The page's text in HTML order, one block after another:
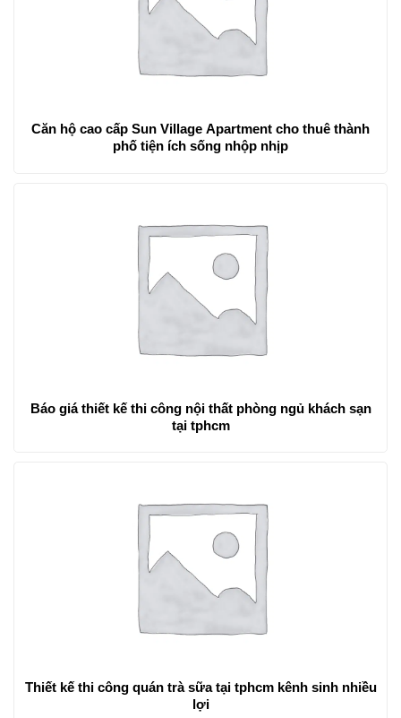
Căn hộ cao cấp Sun Village Apartment cho thuê thành
phố tiện ích sống nhộp nhịp
Báo giá thiết kế thi công nội thất phòng ngủ khách sạn
tại tphcm
Thiết kế thi công quán trà sữa tại tphcm kênh sinh nhiều
lợi